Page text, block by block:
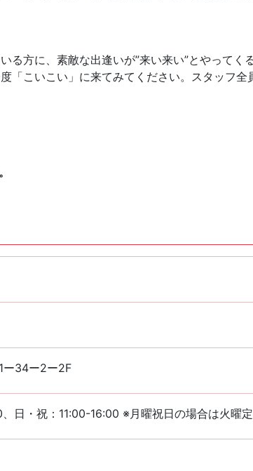
る方に、素敵な出逢いが”来い来い”とやって
「こいこい」に来てみてください。スタッフ
ー34ー2ー2F
日・祝：11:00-16:00 ※月曜祝日の場合は火曜